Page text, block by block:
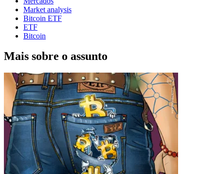
Market analysis
Bitcoin ETF
ETF
Bitcoin
Mais sobre o assunto